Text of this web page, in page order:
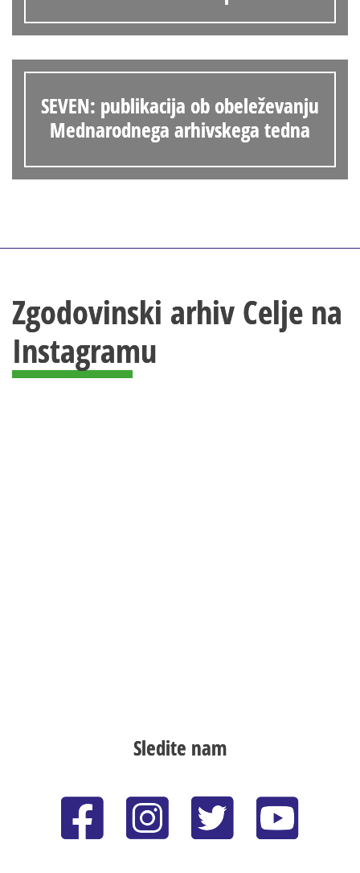
SEVEN: publikacija ob obeleževanju
Mednarodnega arhivskega tedna
Zgodovinski arhiv Celje na
Instagramu
Sledite nam